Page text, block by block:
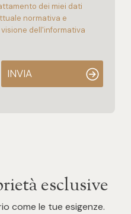
dei miei dati
normativa e
dell'informativa
INVIA
esclusive
come le tue esigenze.